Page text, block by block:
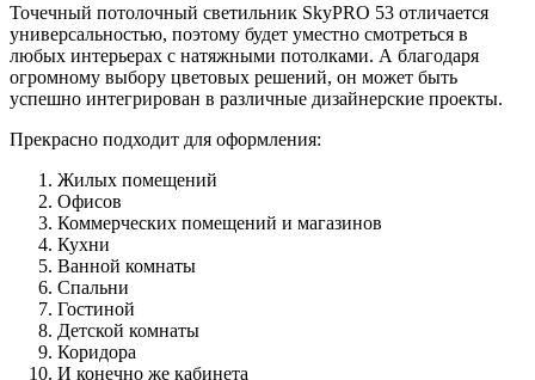
Точечный потолочный светильник SkyPRO 53 отличается
универсальностью, поэтому будет уместно смотреться в
любых интерьерах с натяжными потолками. А благодаря
огромному выбору цветовых решений, он может быть
успешно интегрирован в различные дизайнерские проекты.
Прекрасно подходит для оформления:
Жилых помещений
Офисов
Коммерческих помещений и магазинов
Кухни
Ванной комнаты
Спальни
Гостиной
Детской комнаты
Коридора
И конечно же кабинета